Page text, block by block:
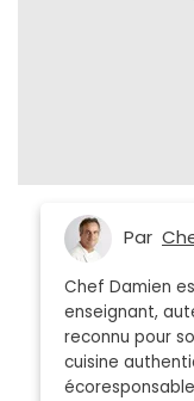
Par
Chef Damien
enseignant,
reconnu pour
cuisine